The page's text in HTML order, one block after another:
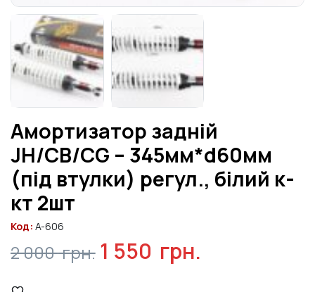
Амортизатор задній
JH/CB/CG – 345мм*d60мм
(під втулки) регул., білий к-
кт 2шт
Код: A-606
2 000грн. Оригінальна
1 550 грн.